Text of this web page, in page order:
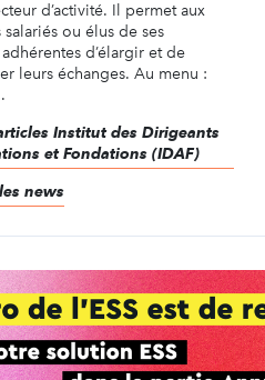
d’activité. Il permet aux
ou élus de ses
d’élargir et de
leurs échanges. Au menu :
Institut des Dirigeants
et Fondations (IDAF)
news